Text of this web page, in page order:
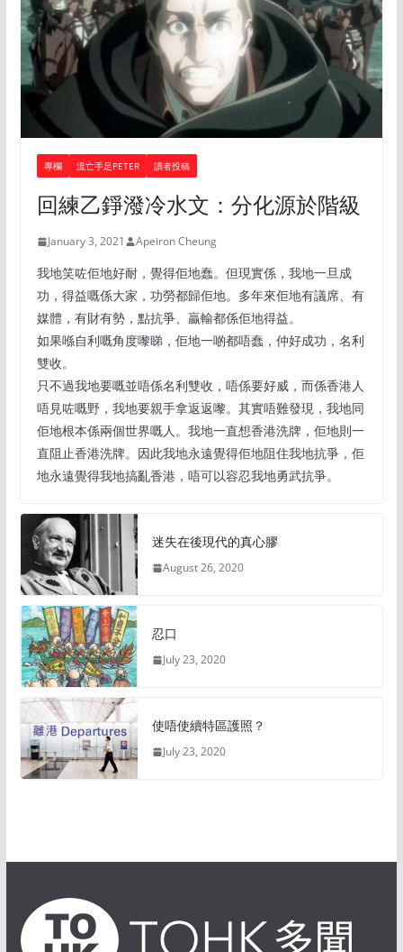
專欄 流亡手足PETER 讀者投稿
回練乙錚潑冷水文：分化源於階級
January 3, 2021 Apeiron Cheung
我地笑咗佢地好耐，覺得佢地蠢。但現實係，我地一旦成
功，得益嘅係大家，功勞都歸佢地。多年來佢地有議席、有
媒體，有財有勢，點抗爭、贏輸都係佢地得益。
如果喺自利嘅角度嚟睇，佢地一啲都唔蠢，仲好成功，名利
雙收。
只不過我地要嘅並唔係名利雙收，唔係要好威，而係香港人
唔見咗嘅野，我地要親手拿返返嚟。其實唔難發現，我地同
佢地根本係兩個世界嘅人。我地一直想香港洗牌，佢地則一
直阻止香港洗牌。因此我地永遠覺得佢地阻住我地抗爭，佢
地永遠覺得我地搞亂香港，唔可以容忍我地勇武抗爭。
迷失在後現代的真心膠
August 26, 2020
忍口
July 23, 2020
使唔使續特區護照？
July 23, 2020